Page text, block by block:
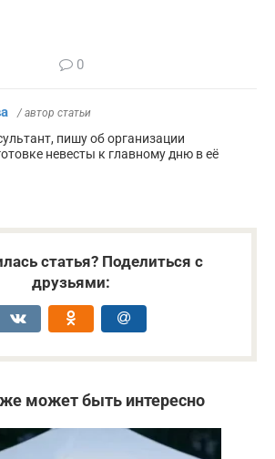
0
/ автор статьи
пишу об организации
невесты к главному дню в её
статья? Поделиться с
друзьями:
может быть интересно